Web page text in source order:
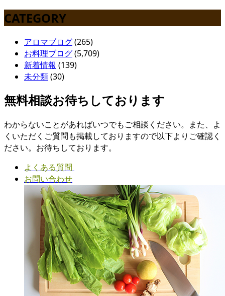
CATEGORY
アロマブログ(265)
お料理ブログ(5,709)
新着情報 (139)
未分類(30)
無料相談お待ちしております
わからないことがあればいつでもご相談ください。また、よ
くいただくご質問も掲載しておりますので以下よりご確認く
ださい。お待ちしております。
よくある質問
お問い合わせ